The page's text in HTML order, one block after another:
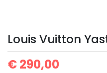
Louis Vuitton
€290,00